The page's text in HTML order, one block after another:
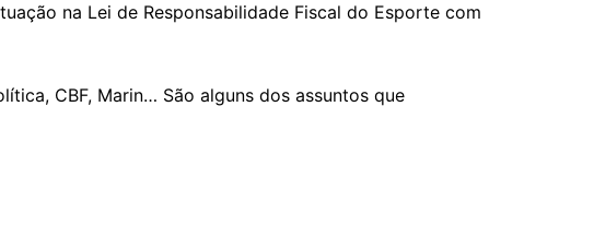
na Lei de Responsabilidade Fiscal do Esporte com
CBF, Marin… São alguns dos assuntos que